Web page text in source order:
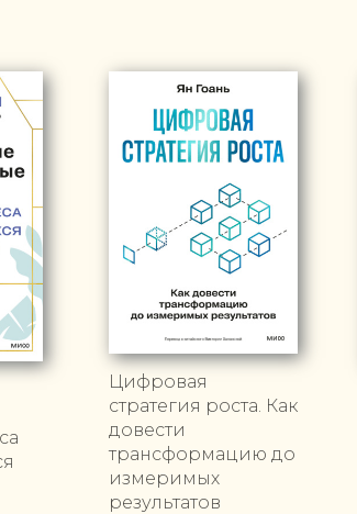
Цифровая
стратегия роста. Как
довести
трансформацию до
измеримых
результатов